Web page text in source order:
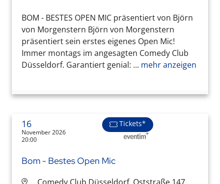
BOM - BESTES OPEN MIC präsentiert von Björn
von Morgenstern Björn von Morgenstern
präsentiert sein erstes eigenes Open Mic!
Immer montags im angesagten Comedy Club
Düsseldorf. Garantiert genial: ... mehr anzeigen
16
November 2026
20:00
Tickets*
Bom - Bestes Open Mic